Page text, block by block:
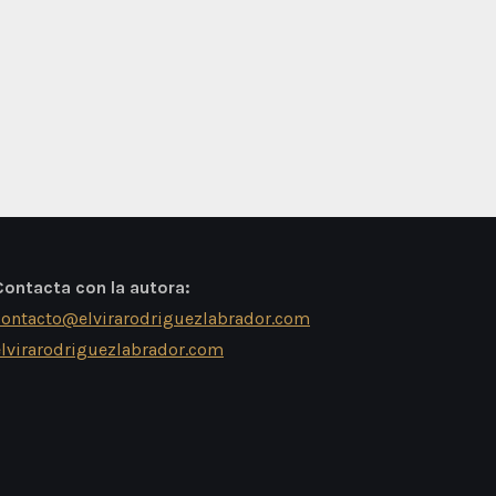
con la autora: